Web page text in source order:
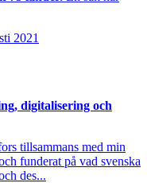
digitalisering och
tillsammans med min
funderat på vad svenska
des...